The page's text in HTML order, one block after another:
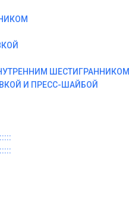
ШЕСТИГРАННИКОМ
И ПРЕСС-ШАЙБОЙ